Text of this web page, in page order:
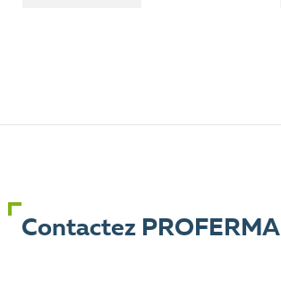
Contactez PROFERMA